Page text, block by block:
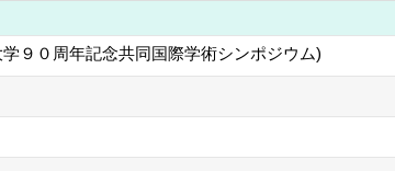
９０周年記念共同国際学術シンポジウム)